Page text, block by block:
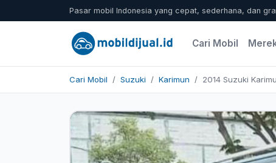
Pasar mobil Indonesia yang cepat, sederhana, dan
Cari Mobil
Cari Mobil Suzuki Karimun 2014 Suzuki